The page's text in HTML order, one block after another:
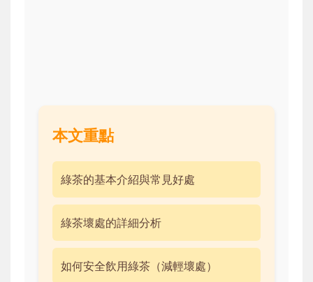
本文重點
綠茶的基本介紹與常見好處
綠茶壞處的詳細分析
如何安全飲用綠茶（減輕壞處）